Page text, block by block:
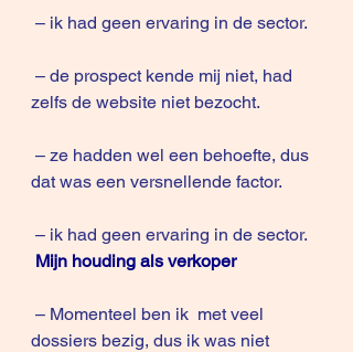
– ik had geen ervaring in de sector.
zelfs de website niet bezocht.
dat was een versnellende factor.
– ik had geen ervaring in de sector.
Mijn houding als verkoper
dossiers bezig, dus ik was niet